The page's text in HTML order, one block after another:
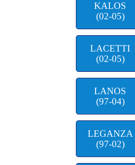
KALOS
(02-05)
LACETTI
(02-05)
LANOS
(97-04)
LEGANZA
(97-02)